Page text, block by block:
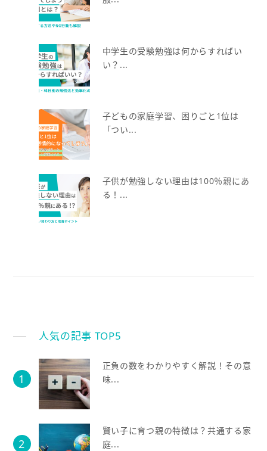
中学生の受験勉強は何からすればい
い？...
子どもの家庭学習、困りごと1位は
「つい...
子供が勉強しない理由は100％親にあ
る！...
人気の記事 TOP5
正負の数をわかりやすく解説！その意
味...
賢い子に育つ親の特徴は？共通する家
庭...